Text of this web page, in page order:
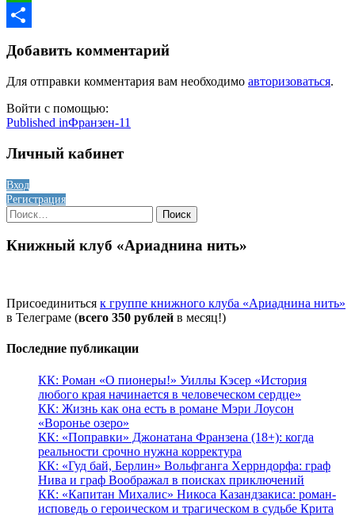
WhatsApp
Добавить комментарий
Для отправки комментария вам необходимо авторизоваться.
Войти с помощью:
Навигация
по
Published inФранзен-11
Личный кабинет
Вход
Регистрация
Найти:
Книжный клуб «Ариаднина нить»
Присоединиться к группе книжного клуба «Ариаднина нить»
в Телеграме (всего 350 рублей в месяц!)
Последние публикации
КК: Роман «О пионеры!» Уиллы Кэсер «История
любого края начинается в человеческом сердце»
КК: Жизнь как она есть в романе Мэри Лоусон
«Воронье озеро»
КК: «Поправки» Джонатана Франзена (18+): когда
реальности срочно нужна корректура
КК: «Гуд бай, Берлин» Вольфганга Херрндорфа: граф
Нива и граф Воображал в поисках приключений
КК: «Капитан Михалис» Никоса Казандзакиса: роман-
исповедь о героическом и трагическом в судьбе Крита